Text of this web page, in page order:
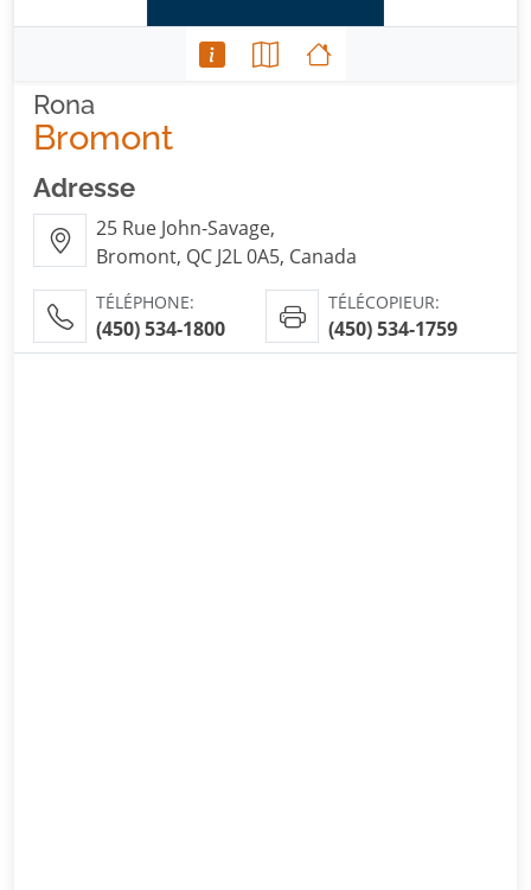
Rona
Bromont
Adresse
25 Rue John-Savage,
Bromont, QC J2L 0A5, Canada
TÉLÉPHONE:
(450) 534-1800
TÉLÉCOPIEUR:
(450) 534-1759